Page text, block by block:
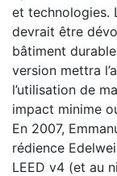
et technologies.
devrait être
bâtiment
version mettra
l’utilisation de
impact minime
En 2007,
rédience
LEED v4 (et au